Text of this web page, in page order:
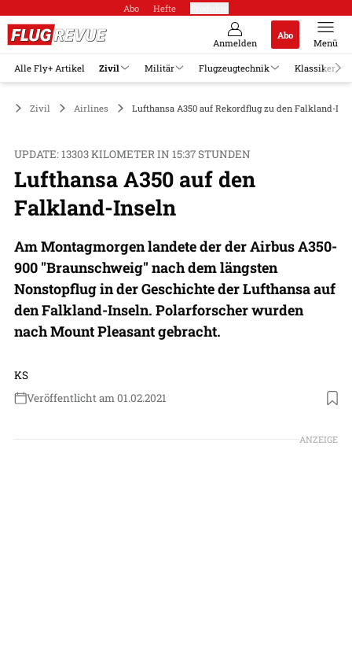
Abo Hefte
Anmelden
Abo
Menü
Alle Fly+ Artikel Zivil Militär Flugzeugtechnik Klassiker
Zivil Airlines Lufthansa A350 auf Rekordflug zu den Falkland-
UPDATE: 13303 KILOMETER IN 15:37 STUNDEN
Lufthansa A350 auf den
Falkland-Inseln
Am Montagmorgen landete der der Airbus A350-
900 "Braunschweig" nach dem längsten
Nonstopflug in der Geschichte der Lufthansa auf
den Falkland-Inseln. Polarforscher wurden
nach Mount Pleasant gebracht.
KS
Veröffentlicht am 01.02.2021
Foto: Lufthansa
ANZEIGE